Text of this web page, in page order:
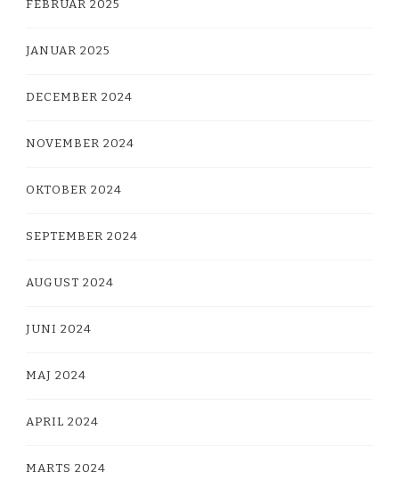
FEBRUAR 2025
JANUAR 2025
DECEMBER 2024
NOVEMBER 2024
OKTOBER 2024
SEPTEMBER 2024
AUGUST 2024
JUNI 2024
MAJ 2024
APRIL 2024
MARTS 2024